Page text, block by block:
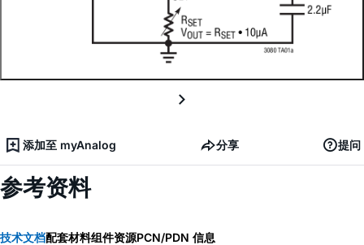
添加至 myAnalog 分享 提问
参考资料
技术文档配套材料组件资源PCN/PDN 信息